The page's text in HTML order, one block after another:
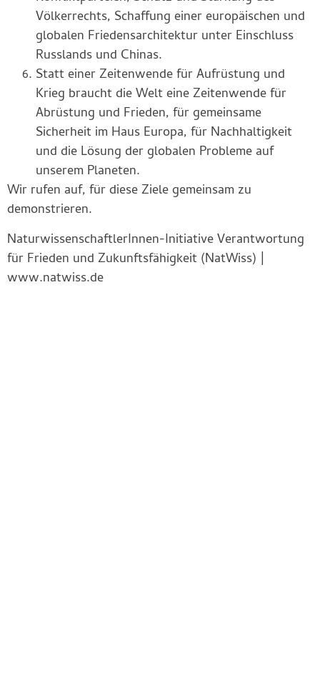
Völkerrechts, Schaffung einer europäischen und
globalen Friedensarchitektur unter Einschluss
Russlands und Chinas.
Statt einer Zeitenwende für Aufrüstung und
Krieg braucht die Welt eine Zeitenwende für
Abrüstung und Frieden, für gemeinsame
Sicherheit im Haus Europa, für Nachhaltigkeit
und die Lösung der globalen Probleme auf
unserem Planeten.
Wir rufen auf, für diese Ziele gemeinsam zu
demonstrieren.
NaturwissenschaftlerInnen-Initiative Verantwortung
für Frieden und Zukunftsfähigkeit (NatWiss) |
www.natwiss.de